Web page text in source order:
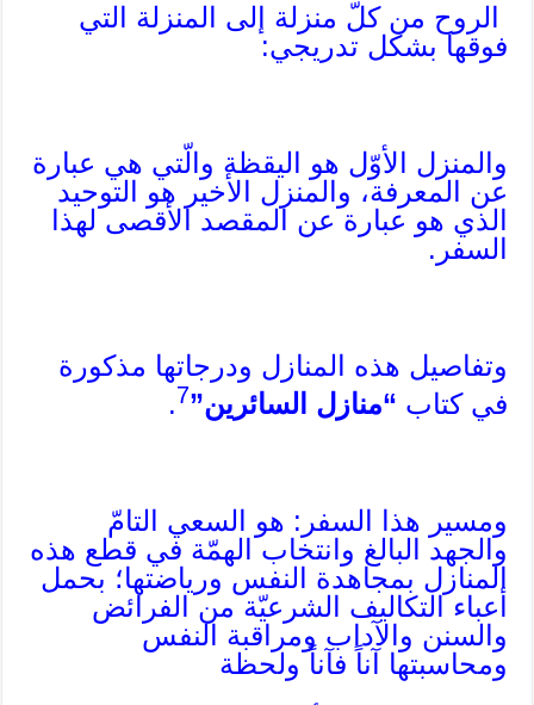
الروح من كلّ منزلة إلى المنزلة التي
فوقها بشكل تدريجي:
والمنزل الأوّل هو اليقظة والّتي هي عبارة
عن المعرفة، والمنزل الأخير هو التوحيد
الذي هو عبارة عن المقصد الأقصى لهذا
السفر.
وتفاصيل هذه المنازل ودرجاتها مذكورة
في كتاب “منازل السائرين”7
.
ومسير هذا السفر: هو السعي التامّ
والجهد البالغ وانتخاب الهمّة في قطع هذه
المنازل بمجاهدة النفس ورياضتها؛ بحمل
أعباء التكاليف الشرعيّة من الفرائض
والسنن والآداب ومراقبة النفس
ومحاسبتها آناً فآناً ولحظة